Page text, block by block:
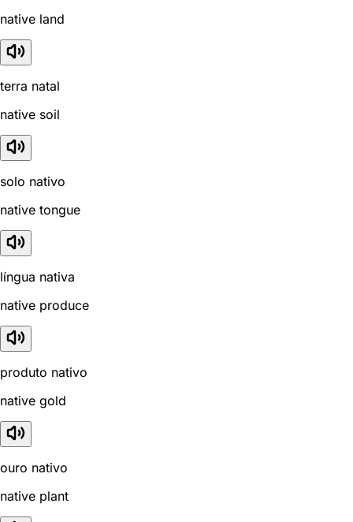
native land
terra natal
native soil
solo nativo
native tongue
língua nativa
native produce
produto nativo
native gold
ouro nativo
native plant